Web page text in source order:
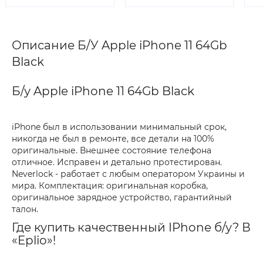
Описание Б/У Apple iPhone 11 64Gb
Black
Б/у Apple iPhone 11 64Gb Black
iPhone был в использовании минимальный срок,
никогда не был в ремонте, все детали на 100%
оригинальные. Внешнее состояние телефона
отличное. Исправен и детально протестирован.
Neverlock - работает с любым оператором Украины и
мира. Комплектация: оригинальная коробка,
оригинальное зарядное устройство, гарантийный
талон.
Где купить качественный IPhone б/у? В
«Eplio»!